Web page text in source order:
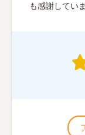
も感謝してい